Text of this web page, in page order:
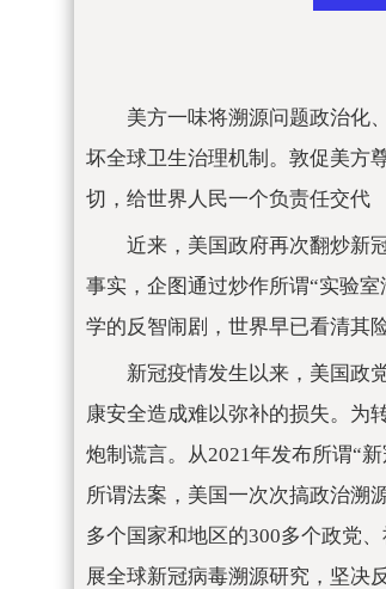
美方一味将溯源问题政治化
坏全球卫生治理机制。敦促美方
切，给世界人民一个负责任交代
近来，美国政府再次翻炒新
事实，企图通过炒作所谓“实验
学的反智闹剧，世界早已看清其
新冠疫情发生以来，美国政
康安全造成难以弥补的损失。为
炮制谎言。从2021年发布所谓“
所谓法案，美国一次次搞政治溯
多个国家和地区的300多个政党
展全球新冠病毒溯源研究，坚决